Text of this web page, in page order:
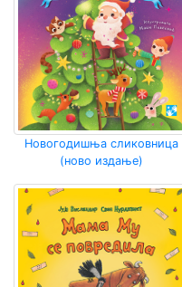
Новогодишња сликовница
(ново издање)